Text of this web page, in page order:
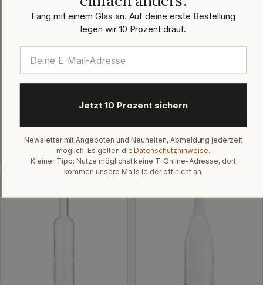
Bordeaux 0,25 l Weiß 28
Regulärer
Preis
0,68 €
Sofort verfügbar
versandfertig in: 1-2 Arbeitstagen
Schlegelflasche 0,7 l Weiß
Regulärer
Preis
2,00 €
Sofort verfügbar
versandfertig in: 1-2 Arbeitstagen
Fang mit einem Glas an. Auf deine erste Bestellung
legen wir 10 Prozent drauf.
Jetzt 10 Prozent sichern
Newsletter mit Angeboten und Neuheiten, Abmeldung jederzeit
möglich. Es gelten die Datenschutzhinweise.
Kleiner Tipp: Nutze möglichst keine T-Online-Adresse, dort
kommen unsere Mails leider oft nicht an.